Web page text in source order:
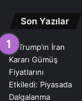
Son Yazılar